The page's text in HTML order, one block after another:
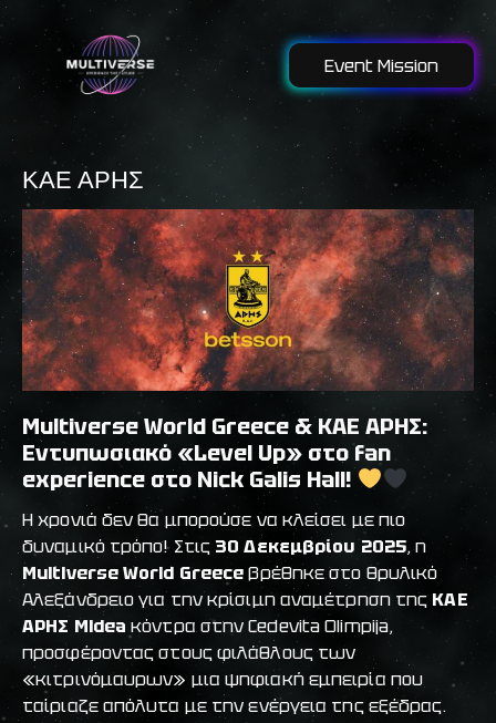
Event Mission
ΚΑΕ ΑΡΗΣ
Multiverse World Greece & ΚΑΕ ΑΡΗΣ:
Εντυπωσιακό «Level Up» στο fan
experience στο Nick Galis Hall!
Η χρονιά δεν θα μπορούσε να κλείσει με πιο
δυναμικό τρόπο! Στις30 Δεκεμβρίου 2025, η
Multiverse World Greeceβρέθηκε στο θρυλικό
Αλεξάνδρειο για την κρίσιμη αναμέτρηση της ΚΑΕ
ΑΡΗΣ Midea κόντρα στην Cedevita Olimpija,
προσφέροντας στους φιλάθλους των
«κιτρινόμαυρων» μια ψηφιακή εμπειρία που
ταίριαζε απόλυτα με την ενέργεια της εξέδρας.